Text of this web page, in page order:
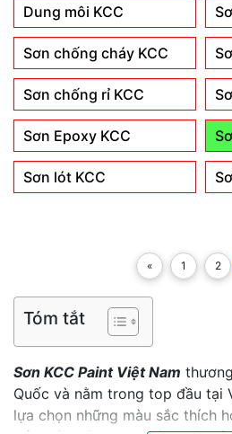
Dung môi KCC
Sơn chống cháy KCC
Sơn chống rỉ KCC
Sơn Epoxy KCC
Sơn lót KCC
« 1 2
Tóm tắt
Sơn KCC Paint Việt Nam
Quốc và nằm trong top đầu tại
lựa chọn những màu sắc thích